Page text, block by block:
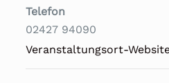
Telefon
02427 94090
Veranstaltungsort-